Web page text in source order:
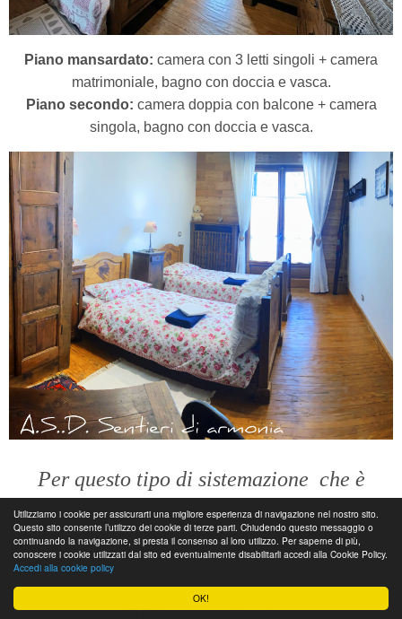
OK!
Utilizziamo i cookie per assicurarti una migliore esperienza di navigazione nel nostro sito.
Questo sito consente l’utilizzo dei cookie di terze parti. Chiudendo questo messaggio o
continuando la navigazione, si presta il consenso al loro utilizzo. Per saperne di più,
conoscere i cookie utilizzati dal sito ed eventualmente disabilitarli accedi alla Cookie Policy.
Accedi alla cookie policy
Piano mansardato: camera con 3 letti singoli + camera
matrimoniale, bagno con doccia e vasca.
Piano secondo: camera doppia con balcone + camera
singola, bagno con doccia e vasca.
Per questo tipo di sistemazione che è
famigliare
Il prezzo è di€ 90(pernottamento e colazione)
in camera condivisa (3 persone).
€ 100in camera doppia.